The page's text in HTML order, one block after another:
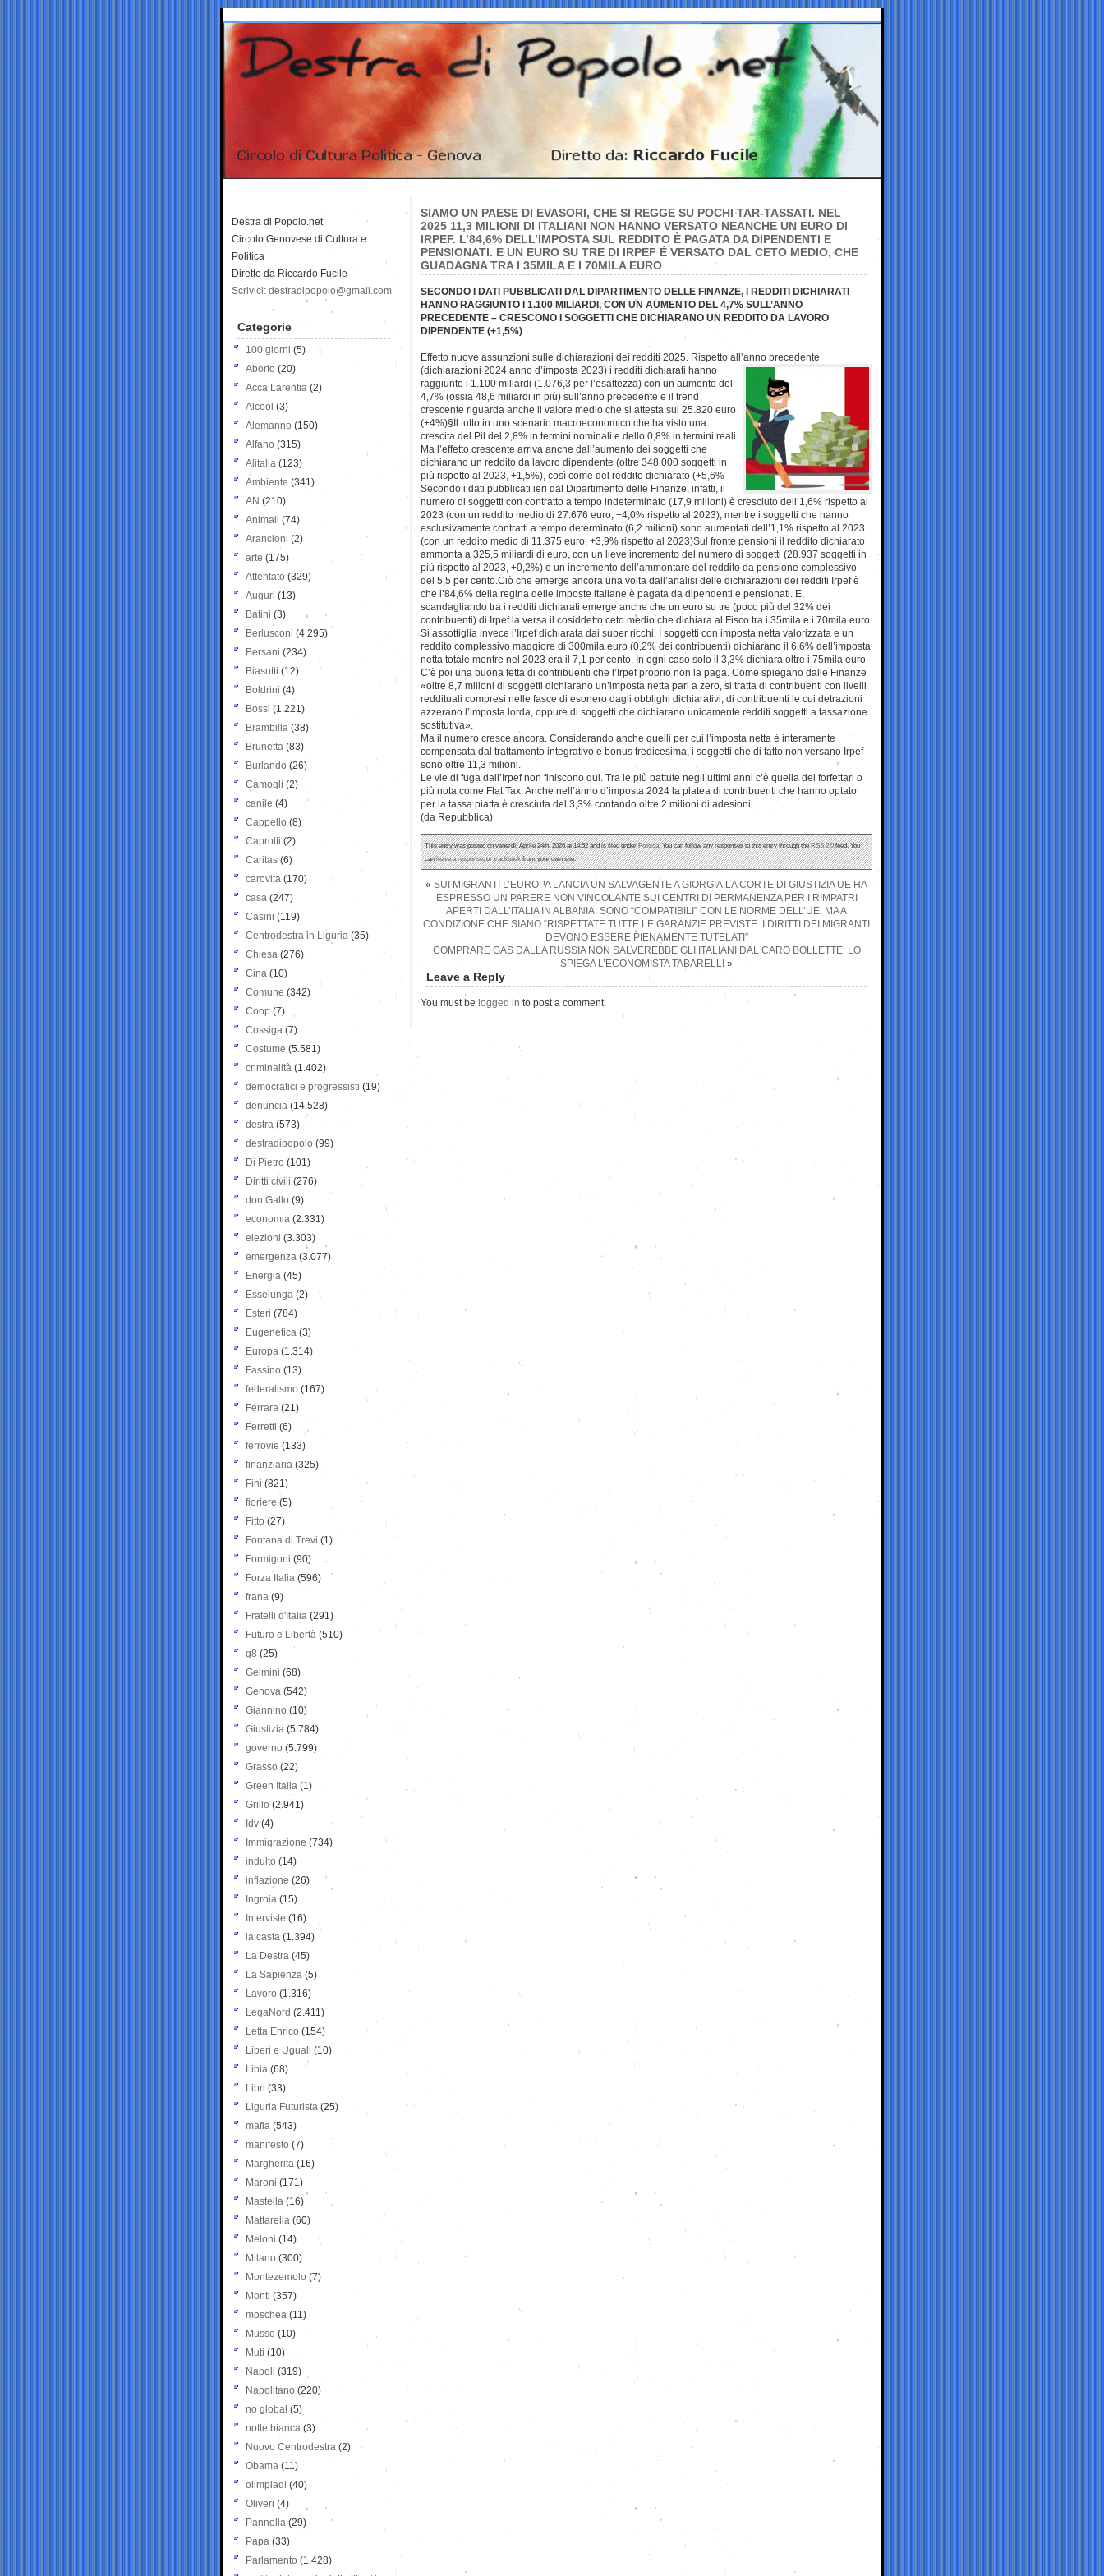
SIAMO UN PAESE DI EVASORI, CHE SI REGGE SU POCHI TAR-TASSATI. NEL
2025 11,3 MILIONI DI ITALIANI NON HANNO VERSATO NEANCHE UN EURO DI
IRPEF. L’84,6% DELL’IMPOSTA SUL REDDITO È PAGATA DA DIPENDENTI E
PENSIONATI. E UN EURO SU TRE DI IRPEF È VERSATO DAL CETO MEDIO, CHE
GUADAGNA TRA I 35MILA E I 70MILA EURO
SECONDO I DATI PUBBLICATI DAL DIPARTIMENTO DELLE FINANZE, I REDDITI DICHIARATI
HANNO RAGGIUNTO I 1.100 MILIARDI, CON UN AUMENTO DEL 4,7% SULL’ANNO
PRECEDENTE – CRESCONO I SOGGETTI CHE DICHIARANO UN REDDITO DA LAVORO
DIPENDENTE (+1,5%)
Effetto nuove assunzioni sulle dichiarazioni dei redditi 2025. Rispetto all’anno precedente
(dichiarazioni 2024 anno d’imposta 2023) i redditi dichiarati hanno
raggiunto i 1.100 miliardi (1.076,3 per l’esattezza) con un aumento del
4,7% (ossia 48,6 miliardi in più) sull’anno precedente e il trend
crescente riguarda anche il valore medio che si attesta sui 25.820 euro
(+4%)§Il tutto in uno scenario macroeconomico che ha visto una
crescita del Pil del 2,8% in termini nominali e dello 0,8% in termini reali
Ma l’effetto crescente arriva anche dall’aumento dei soggetti che
dichiarano un reddito da lavoro dipendente (oltre 348.000 soggetti in
più rispetto al 2023, +1,5%), così come del reddito dichiarato (+5,6%
Secondo i dati pubblicati ieri dal Dipartimento delle Finanze, infatti, il
numero di soggetti con contratto a tempo indeterminato (17,9 milioni) è cresciuto dell’1,6% rispetto al
2023 (con un reddito medio di 27.676 euro, +4,0% rispetto al 2023), mentre i soggetti che hanno
esclusivamente contratti a tempo determinato (6,2 milioni) sono aumentati dell’1,1% rispetto al 2023
(con un reddito medio di 11.375 euro, +3,9% rispetto al 2023)Sul fronte pensioni il reddito dichiarato
ammonta a 325,5 miliardi di euro, con un lieve incremento del numero di soggetti (28.937 soggetti in
più rispetto al 2023, +0,2%) e un incremento dell’ammontare del reddito da pensione complessivo
del 5,5 per cento.Ciò che emerge ancora una volta dall’analisi delle dichiarazioni dei redditi Irpef è
che l’84,6% della regina delle imposte italiane è pagata da dipendenti e pensionati. E,
scandagliando tra i redditi dichiarati emerge anche che un euro su tre (poco più del 32% dei
contribuenti) di Irpef la versa il cosiddetto ceto medio che dichiara al Fisco tra i 35mila e i 70mila euro.
Si assottiglia invece l’Irpef dichiarata dai super ricchi. I soggetti con imposta netta valorizzata e un
reddito complessivo maggiore di 300mila euro (0,2% dei contribuenti) dichiarano il 6,6% dell’imposta
netta totale mentre nel 2023 era il 7,1 per cento. In ogni caso solo il 3,3% dichiara oltre i 75mila euro.
C’è poi una buona fetta di contribuenti che l’Irpef proprio non la paga. Come spiegano dalle Finanze
«oltre 8,7 milioni di soggetti dichiarano un’imposta netta pari a zero, si tratta di contribuenti con livelli
reddituali compresi nelle fasce di esonero dagli obblighi dichiarativi, di contribuenti le cui detrazioni
azzerano l’imposta lorda, oppure di soggetti che dichiarano unicamente redditi soggetti a tassazione
sostitutiva».
Ma il numero cresce ancora. Considerando anche quelli per cui l’imposta netta è interamente
compensata dal trattamento integrativo e bonus tredicesima, i soggetti che di fatto non versano Irpef
sono oltre 11,3 milioni.
Le vie di fuga dall’Irpef non finiscono qui. Tra le più battute negli ultimi anni c’è quella dei forfettari o
più nota come Flat Tax. Anche nell’anno d’imposta 2024 la platea di contribuenti che hanno optato
per la tassa piatta è cresciuta del 3,3% contando oltre 2 milioni di adesioni.
(da Repubblica)
This entry was posted on venerdì, Aprile 24th, 2026 at 14:52 and is filed underPolitica. You can follow any responses to this entry through theRSS 2.0feed. You
canleave a response, ortrackbackfrom your own site.
« SUI MIGRANTI L’EUROPA LANCIA UN SALVAGENTE A GIORGIA.LA CORTE DI GIUSTIZIA UE HA
ESPRESSO UN PARERE NON VINCOLANTE SUI CENTRI DI PERMANENZA PER I RIMPATRI
APERTI DALL’ITALIA IN ALBANIA: SONO “COMPATIBILI” CON LE NORME DELL’UE. MA A
CONDIZIONE CHE SIANO “RISPETTATE TUTTE LE GARANZIE PREVISTE. I DIRITTI DEI MIGRANTI
DEVONO ESSERE PIENAMENTE TUTELATI”
COMPRARE GAS DALLA RUSSIA NON SALVEREBBE GLI ITALIANI DAL CARO BOLLETTE: LO
SPIEGA L’ECONOMISTA TABARELLI »
Leave a Reply
You must be logged in to post a comment.
Destra di Popolo.net
Circolo Genovese di Cultura e
Politica
Diretto da Riccardo Fucile
Scrivici: destradipopolo@gmail.com
Categorie
100 giorni (5)
Aborto (20)
Acca Larentia (2)
Alcool (3)
Alemanno (150)
Alfano (315)
Alitalia (123)
Ambiente (341)
AN (210)
Animali (74)
Arancioni (2)
arte (175)
Attentato (329)
Auguri (13)
Batini (3)
Berlusconi (4.295)
Bersani (234)
Biasotti (12)
Boldrini (4)
Bossi (1.221)
Brambilla (38)
Brunetta (83)
Burlando (26)
Camogli (2)
canile (4)
Cappello (8)
Caprotti (2)
Caritas (6)
carovita (170)
casa (247)
Casini (119)
Centrodestra in Liguria (35)
Chiesa (276)
Cina (10)
Comune (342)
Coop (7)
Cossiga (7)
Costume (5.581)
criminalità (1.402)
democratici e progressisti (19)
denuncia (14.528)
destra (573)
destradipopolo (99)
Di Pietro (101)
Diritti civili (276)
don Gallo (9)
economia (2.331)
elezioni (3.303)
emergenza (3.077)
Energia (45)
Esselunga (2)
Esteri (784)
Eugenetica (3)
Europa (1.314)
Fassino (13)
federalismo (167)
Ferrara (21)
Ferretti (6)
ferrovie (133)
finanziaria (325)
Fini (821)
fioriere (5)
Fitto (27)
Fontana di Trevi (1)
Formigoni (90)
Forza Italia (596)
frana (9)
Fratelli d'Italia (291)
Futuro e Libertà (510)
g8 (25)
Gelmini (68)
Genova (542)
Giannino (10)
Giustizia (5.784)
governo (5.799)
Grasso (22)
Green Italia (1)
Grillo (2.941)
Idv (4)
Immigrazione (734)
indulto (14)
inflazione (26)
Ingroia (15)
Interviste (16)
la casta (1.394)
La Destra (45)
La Sapienza (5)
Lavoro (1.316)
LegaNord (2.411)
Letta Enrico (154)
Liberi e Uguali (10)
Libia (68)
Libri (33)
Liguria Futurista (25)
mafia (543)
manifesto (7)
Margherita (16)
Maroni (171)
Mastella (16)
Mattarella (60)
Meloni (14)
Milano (300)
Montezemolo (7)
Monti (357)
moschea (11)
Musso (10)
Muti (10)
Napoli (319)
Napolitano (220)
no global (5)
notte bianca (3)
Nuovo Centrodestra (2)
Obama (11)
olimpiadi (40)
Oliveri (4)
Pannella (29)
Papa (33)
Parlamento (1.428)